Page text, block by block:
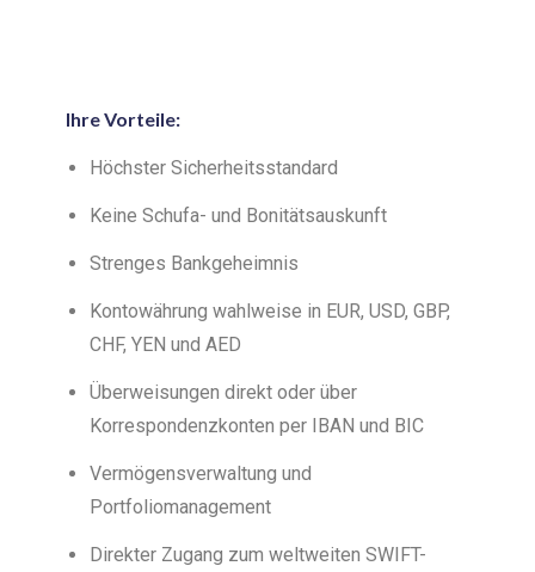
Ihre Vorteile:
Höchster Sicherheitsstandard
Keine Schufa- und Bonitätsauskunft
Strenges Bankgeheimnis
Kontowährung wahlweise in EUR, USD, GBP,
CHF, YEN und AED
Überweisungen direkt oder über
Korrespondenzkonten per IBAN und BIC
Vermögensverwaltung und
Portfoliomanagement
Direkter Zugang zum weltweiten SWIFT-